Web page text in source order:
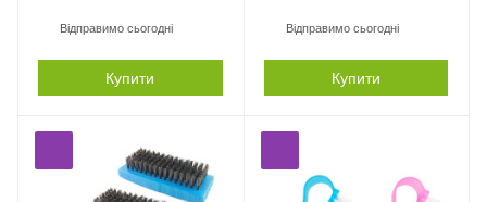
Відправимо сьогодні
Купити
Відправимо сьогодні
Купити